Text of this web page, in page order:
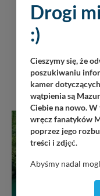
Drogi
:)
Cieszymy się, że
poszukiwaniu
kamer
wątpienia są
Ciebie na nowo.
wręcz fanatyków
poprzez jego
treści i zdjęć.
Abyśmy nadal
dostosować do